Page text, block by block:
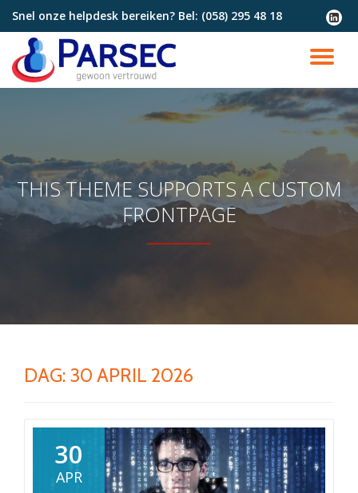
direct
naar
de
Snel onze helpdesk bereiken? Bel: (058) 295 48 18
fa-
THIS THEME SUPPORTS A CUSTOM
FRONTPAGE
DAG: 30 APRIL 2026
30
APR